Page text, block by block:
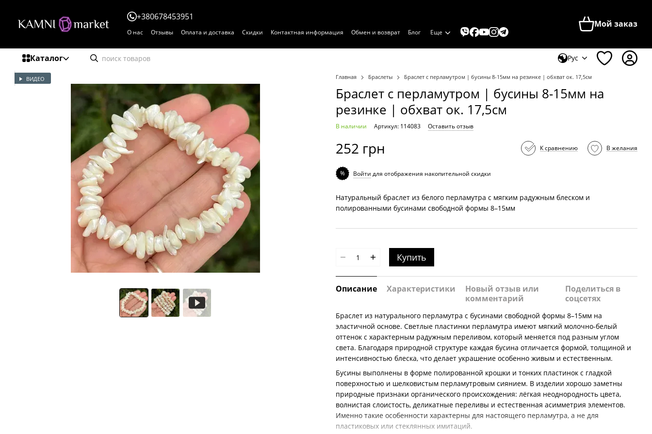
+380678453951
О нас Отзывы Оплата и доставка Скидки Контактная информация Обмен и возврат Блог Еще
Мой заказ
Каталог Рус
ВИДЕО Главная Браслеты Браслет с перламутром | бусины 8-15мм на резинке | обхват ок. 17,5см
Браслет с перламутром | бусины 8-15мм на
резинке | обхват ок. 17,5см
В наличии Артикул: 114083 Оставить отзыв
252 грн К сравнению В желания
% Войти для отображения накопительной скидки
Натуральный браслет из белого перламутра с мягким радужным блеском и
полированными бусинами свободной формы 8–15мм
Купить
Описание Характеристики
Новый отзыв или
комментарий
Поделиться в
соцсетях
Браслет из натурального перламутра с бусинами свободной формы 8–15мм на
эластичной основе. Светлые пластинки перламутра имеют мягкий молочно-белый
оттенок с характерным радужным переливом, который меняется под разным углом
света. Благодаря природной структуре каждая бусина отличается формой, толщиной и
интенсивностью блеска, что делает украшение особенно живым и естественным.
Бусины выполнены в форме полированной крошки и тонких пластинок с гладкой
поверхностью и шелковистым перламутровым сиянием. В изделии хорошо заметны
природные признаки органического происхождения: лёгкая неоднородность цвета,
волнистая слоистость, деликатные переливы и естественная асимметрия элементов.
Именно такие особенности характерны для настоящего перламутра, а не для
пластиковых или стеклянных имитаций.